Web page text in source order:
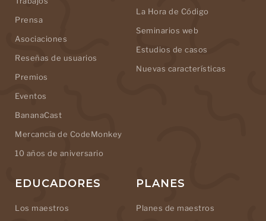
Prensa
Asociaciones
Reseñas de usuarios
Premios
Eventos
BananaCast
Mercancía de CodeMonkey
10 años de aniversario
La Hora de Código
Seminarios web
Estudios de casos
Nuevas características
EDUCADORES
Los maestros
PLANES
Planes de maestros